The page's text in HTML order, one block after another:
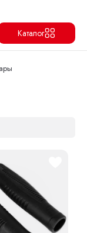
Каталог
в корзину